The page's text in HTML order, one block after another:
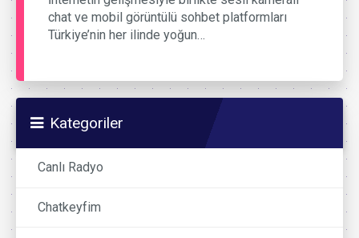
chat ve mobil görüntülü sohbet platformları
Türkiye’nin her ilinde yoğun…
Kategoriler
Canlı Radyo
Chatkeyfim